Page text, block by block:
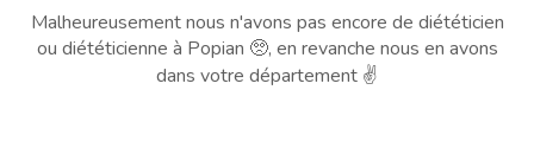
Malheureusement nous n'avons pas encore de diététicien
ou diététicienne à Popian 🥺, en revanche nous en avons
dans votre département ✌️